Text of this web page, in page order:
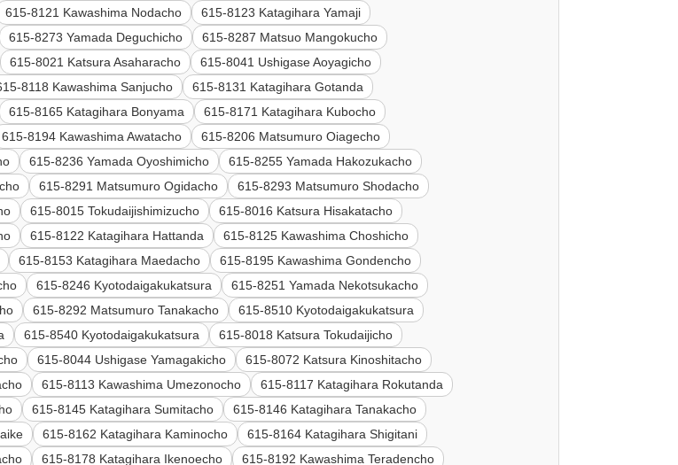
615-8121 Kawashima Nodacho
615-8123 Katagihara Yamaji
615-8273 Yamada Deguchicho
615-8287 Matsuo Mangokucho
615-8021 Katsura Asaharacho
615-8041 Ushigase Aoyagicho
8118 Kawashima Sanjucho
615-8131 Katagihara Gotanda
615-8165 Katagihara Bonyama
615-8171 Katagihara Kubocho
615-8194 Kawashima Awatacho
615-8206 Matsumuro Oiagecho
615-8236 Yamada Oyoshimicho
615-8255 Yamada Hakozukacho
615-8291 Matsumuro Ogidacho
615-8293 Matsumuro Shodacho
615-8015 Tokudaijishimizucho
615-8016 Katsura Hisakatacho
615-8122 Katagihara Hattanda
615-8125 Kawashima Choshicho
615-8153 Katagihara Maedacho
615-8195 Kawashima Gondencho
615-8246 Kyotodaigakukatsura
615-8251 Yamada Nekotsukacho
615-8292 Matsumuro Tanakacho
615-8510 Kyotodaigakukatsura
615-8540 Kyotodaigakukatsura
615-8018 Katsura Tokudaijicho
615-8044 Ushigase Yamagakicho
615-8072 Katsura Kinoshitacho
615-8113 Kawashima Umezonocho
615-8117 Katagihara Rokutanda
615-8145 Katagihara Sumitacho
615-8146 Katagihara Tanakacho
615-8162 Katagihara Kaminocho
615-8164 Katagihara Shigitani
615-8178 Katagihara Ikenoecho
615-8192 Kawashima Teradencho